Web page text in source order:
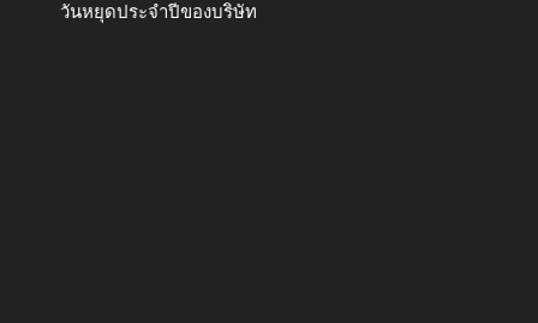
วันหยุดประจำปีของบริษัท